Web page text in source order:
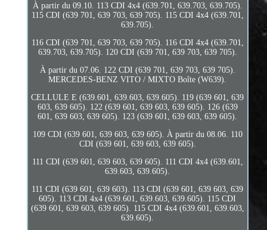
À partir du 09.10. 113 CDI 4x4 (639.701, 639.703, 639.705).
115 CDI (639 701, 639 703, 639 705). 115 CDI 4x4 (639.701,
639.705).
116 CDI (639 701, 639 703, 639 705). 116 CDI 4x4 (639.701,
639.703, 639.705). 120 CDI (639 701, 639 703, 639 705).
À partir du 07.06. 122 CDI (639 701, 639 703, 639 705).
MERCEDES-BENZ VITO / MIXTO Boîte (W639).
CELLULE E (639.601, 639.603, 639.605). 119 (639 601, 639
603, 639 605). 122 (639 601, 639 603, 639 605). 126 (639
601, 639 603, 639 605). 123 (639 601, 639 603, 639 605).
109 CDI (639 601, 639 603, 639 605). À partir du 08.06. 110
CDI (639 601, 639 603, 639 605).
111 CDI (639 601, 639 603, 639 605). 111 CDI 4x4 (639.601,
639.603, 639.605).
111 CDI (639 601, 639 603). 113 CDI (639 601, 639 603, 639
605). 113 CDI 4x4 (639.601, 639.603, 639.605). 115 CDI
(639 601, 639 603, 639 605). 115 CDI 4x4 (639.601, 639.603,
639.605).